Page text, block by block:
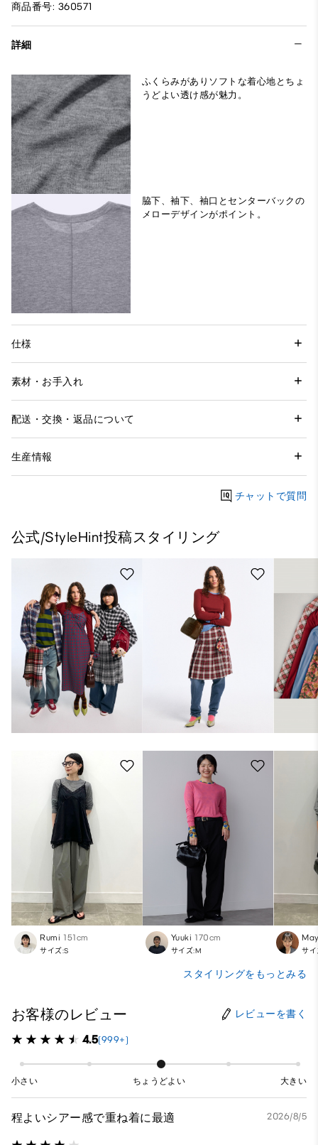
商品番号: 360571
詳細
ふくらみがありソフトな着心地とちょ
うどよい透け感が魅力。
脇下、袖下、袖口とセンターバックの
メローデザインがポイント。
仕様
素材・お手入れ
配送・交換・返品について
生産情報
チャットで質問
公式/StyleHint投稿スタイリング
Rumi 151cm
サイズ:S
Yuuki 170cm
サイズ:M サイ
スタイリングをもっとみる
お客様のレビュー レビューを書く
4.5(999+)
小さい ちょうどよい 大きい
程よいシアー感で重ね着に最適 2026/8/5